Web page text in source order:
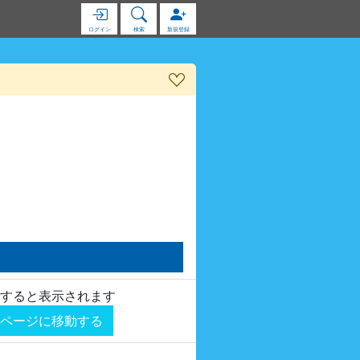
ログイン 検索 新規登録
ると表示されます
ージに移動する